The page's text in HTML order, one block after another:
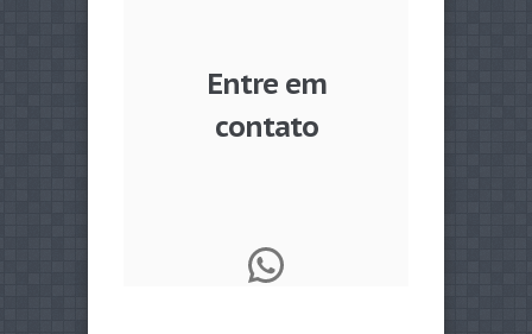
Entre em
contato
WhatsApp